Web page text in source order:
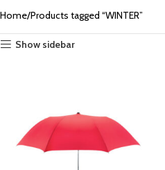
Home Products tagged “WINTER”
Show sidebar